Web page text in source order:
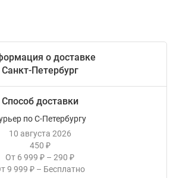
о доставке
Санкт-Петербург
Способ доставки
по С-Петербургу
10 августа 2026
450 ₽
От 6 999 ₽ – 290 ₽
9 999 ₽ – Бесплатно